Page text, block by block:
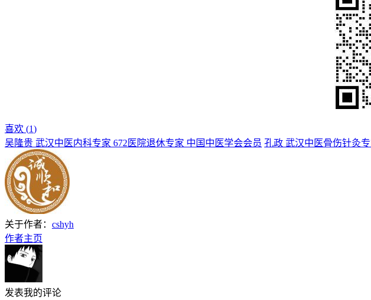
喜欢 (1)
吴隆贵 武汉中医内科专家 672医院退休专家 中国中医学会会员 孔政 武汉中医骨伤针灸
关于作者： cshyh
作者主页
发表我的评论